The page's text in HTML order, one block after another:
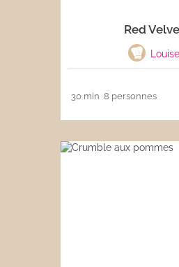
Red
Louise
30 min 8 personnes